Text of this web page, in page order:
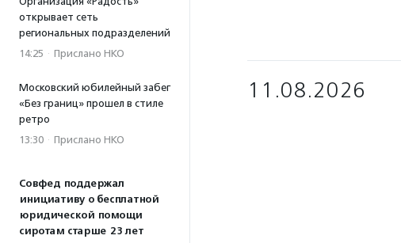
открывает сеть
региональных подразделений
14:25 · Прислано НКО
Московский юбилейный забег
«Без границ» прошел в стиле
ретро
13:30 · Прислано НКО
Совфед поддержал
инициативу о бесплатной
юридической помощи
сиротам старше 23 лет
11.08.2026